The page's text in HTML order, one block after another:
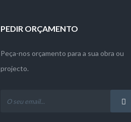
PEDIR ORÇAMENTO
Peça-nos orçamento para a sua obra ou
projecto.